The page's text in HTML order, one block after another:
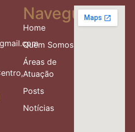
Navegue
Home
Quem Somos
Áreas de
Atuação
Posts
Notícias